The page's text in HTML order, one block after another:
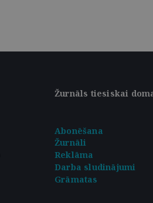
Žurnāls tiesiskai
Abonēšana
Žurnāli
Reklāma
Darba sludinājumi
Grāmatas